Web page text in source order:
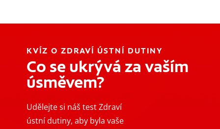
KVÍZ O ZDRAVÍ ÚSTNÍ DUTINY
Co se ukrývá za vaším
úsměvem?
Udělejte si náš test Zdraví
ústní dutiny, aby byla vaše